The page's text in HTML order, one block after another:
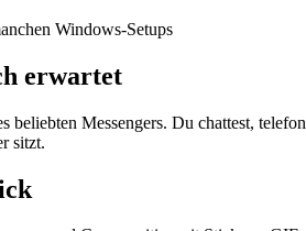
Windows-Setups
erwartet
beliebten Messengers. Du chattest,
sitzt.